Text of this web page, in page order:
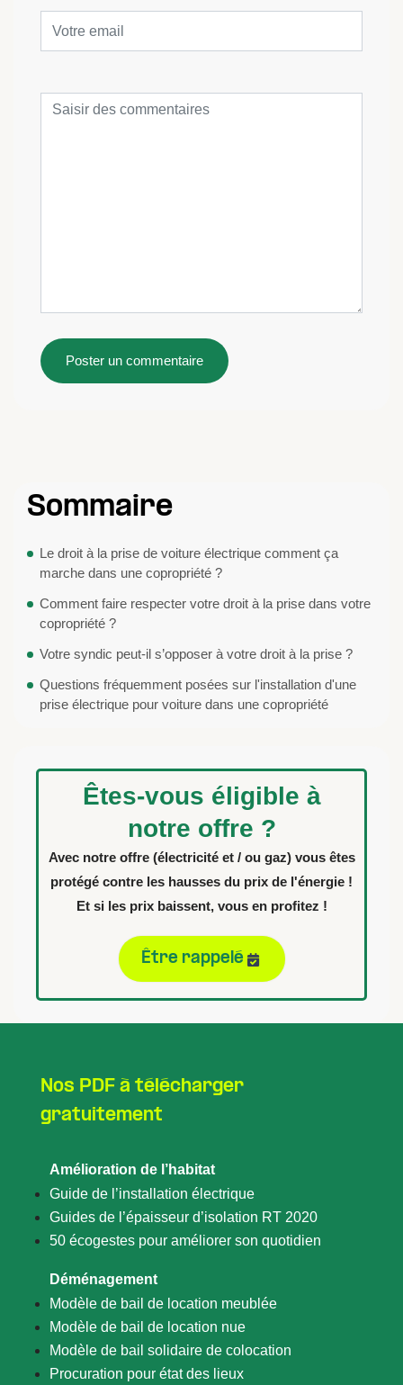
Sommaire
Le droit à la prise de voiture électrique comment ça
marche dans une copropriété ?
Comment faire respecter votre droit à la prise dans votre
copropriété ?
Votre syndic peut-il s’opposer à votre droit à la prise ?
Questions fréquemment posées sur l'installation d'une
prise électrique pour voiture dans une copropriété
Êtes-vous éligible à
notre offre ?
Avec notre offre (électricité et / ou gaz) vous êtes
protégé contre les hausses du prix de l'énergie !
Et si les prix baissent, vous en profitez !
Être rappelé
Nos PDF à télécharger
gratuitement
Amélioration de l’habitat
Guide de l’installation électrique
Guides de l’épaisseur d’isolation RT 2020
50 écogestes pour améliorer son quotidien
Déménagement
Modèle de bail de location meublée
Modèle de bail de location nue
Modèle de bail solidaire de colocation
Procuration pour état des lieux